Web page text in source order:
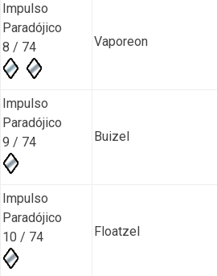
Impulso
Paradójico
8 / 74
Vaporeon
Impulso
Paradójico
9 / 74
Buizel
Impulso
Paradójico
10 / 74
Floatzel